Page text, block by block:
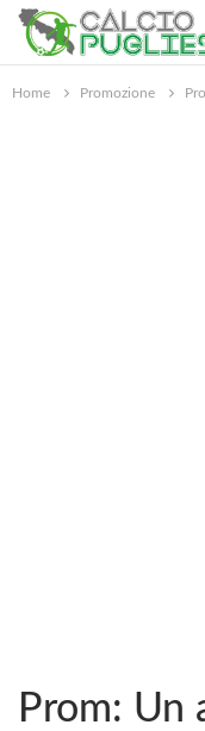
Home Promozione
Prom: Un